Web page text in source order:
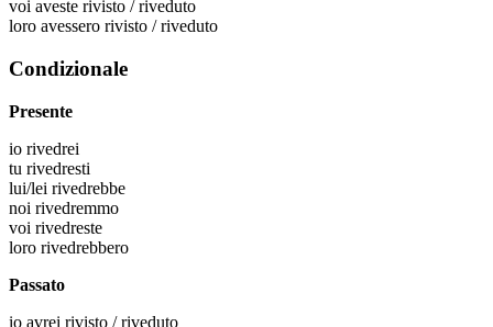
voi aveste rivisto / riveduto
loro avessero rivisto / riveduto
Condizionale
Presente
io rivedrei
tu rivedresti
lui/lei rivedrebbe
noi rivedremmo
voi rivedreste
loro rivedrebbero
Passato
io avrei rivisto / riveduto